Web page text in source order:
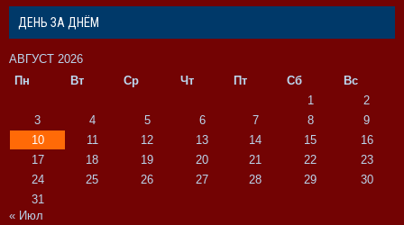
ДЕНЬ ЗА ДНЁМ
АВГУСТ 2026
Пн
Вт Ср Чт Пт Сб
Вс
1
2
3
4 5 6 7 8
9
10
11 12 13 14 15
16
17
18 19 20 21 22
23
24
25 26 27 28 29
30
31
« Июл